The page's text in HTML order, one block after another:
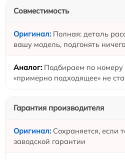
Совместимость
Полная: деталь
вашу модель, подгонять
Подбираем по
«примерно подходящее» не
Гарантия производителя
Сохраняется, если
заводской гарантии